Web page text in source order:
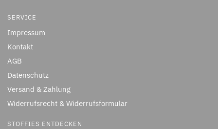
SERVICE
Impressum
Kontakt
AGB
Datenschutz
Versand & Zahlung
Widerrufsrecht & Widerrufsformular
STOFFIES ENTDECKEN